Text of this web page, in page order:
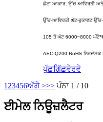
ਛੋਟਾ ਆਕਾਰ, ਉੱਚ ਆਵਿਰਤੀ ਅਤੇ
ਉੱਚ-ਆਵਿਰਤੀ ਘੱਟ-ਰੁਕਾਵਟ ਉੱਚ-
105 ਤੋਂ ਘੱਟ 6000~8000 ਘੰਟੇ
AEC-Q200 RoHS
ਪੁੱਛਗਿੱਛਵੇਰਵੇ
1 23456ਅੱਗੇ >>> ਪੰਨਾ 1 / 10
ਈਮੇਲ ਨਿਊਜ਼ਲੈਟਰ